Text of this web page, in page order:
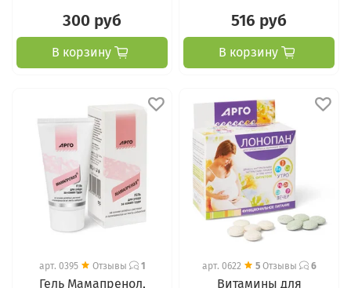
300 руб
В корзину
516 руб
В корзину
арт. 0395 Отзывы 1
Гель Мамапренол,
арт. 0622 5Отзывы 6
Витамины для